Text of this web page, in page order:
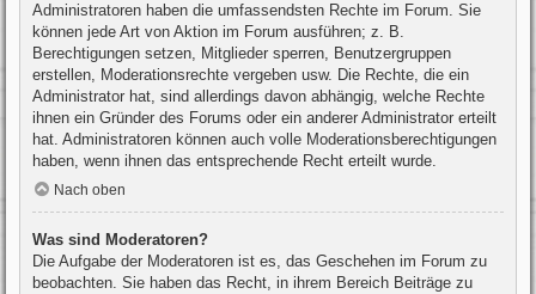
Administratoren haben die umfassendsten Rechte im Forum. Sie
können jede Art von Aktion im Forum ausführen; z. B.
Berechtigungen setzen, Mitglieder sperren, Benutzergruppen
erstellen, Moderationsrechte vergeben usw. Die Rechte, die ein
Administrator hat, sind allerdings davon abhängig, welche Rechte
ihnen ein Gründer des Forums oder ein anderer Administrator erteilt
hat. Administratoren können auch volle Moderationsberechtigungen
haben, wenn ihnen das entsprechende Recht erteilt wurde.
Nach oben
Was sind Moderatoren?
Die Aufgabe der Moderatoren ist es, das Geschehen im Forum zu
beobachten. Sie haben das Recht, in ihrem Bereich Beiträge zu